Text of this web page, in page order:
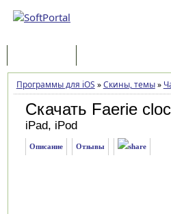
Программы для iOS »Скины, темы»
Скачать Faerie
iPad, iPod
Описание Отзывы